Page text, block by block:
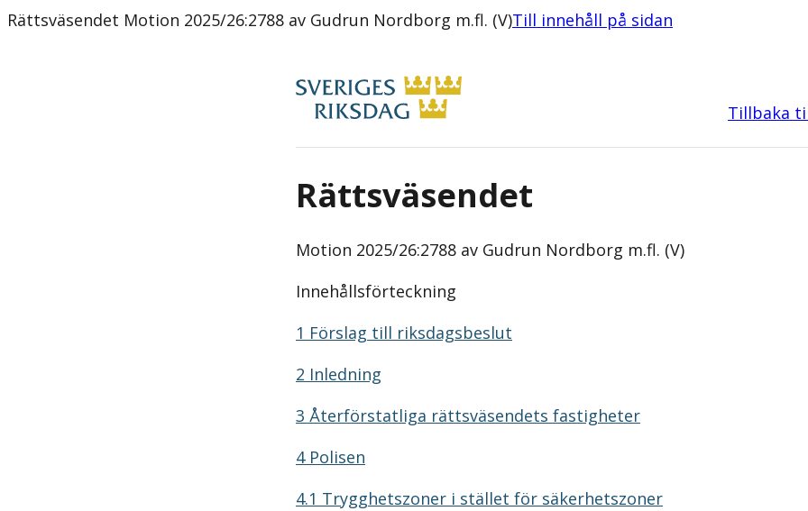
Rättsväsendet Motion 2025/26:2788 av Gudrun Nordborg m.fl. (V)Till innehåll på sidan
Tillbaka
Rättsväsendet
Motion 2025/26:2788 av Gudrun Nordborg m.fl. (V)
Innehållsförteckning
1 Förslag till riksdagsbeslut
2 Inledning
3 Återförstatliga rättsväsendets fastigheter
4 Polisen
4.1 Trygghetszoner i stället för säkerhetszoner